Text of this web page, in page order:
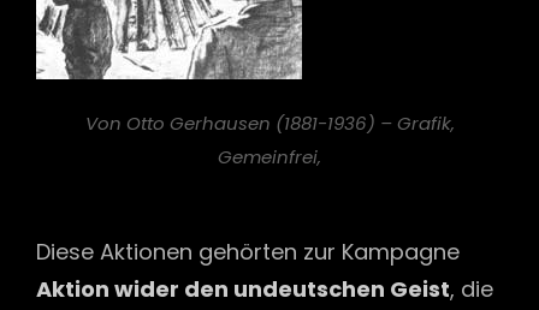
Von Otto Gerhausen (1881-1936) – Grafik,
Gemeinfrei,
Diese Aktionen gehörten zur Kampagne
Aktion wider den undeutschen Geist, die